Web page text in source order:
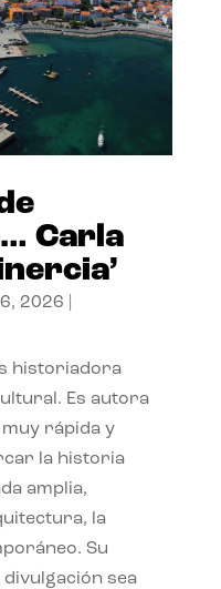
Carla
2026
historiadora
Es autora
rápida y
la historia
amplia,
la
Su
sea